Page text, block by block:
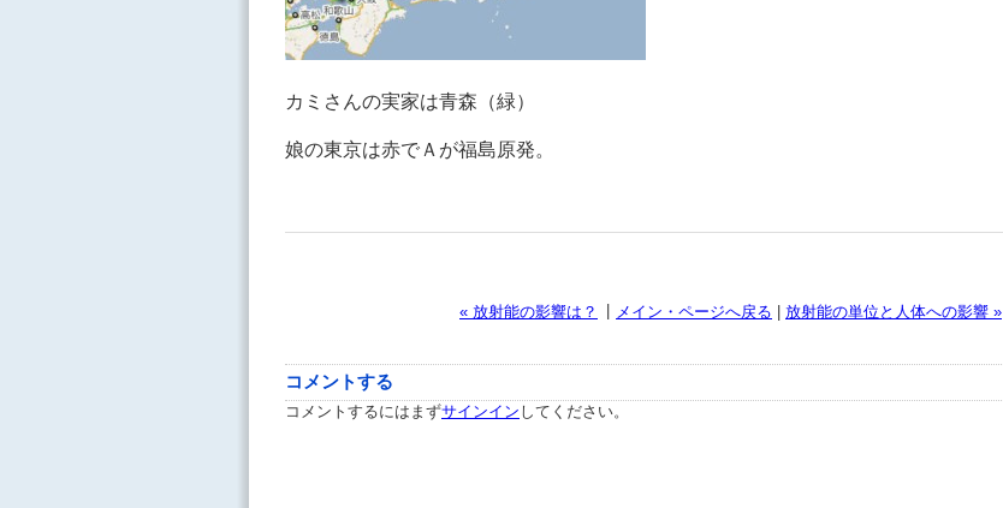
カミさんの実家は青森（緑）
娘の東京は赤でＡが福島原発。
« 放射能の影響は？ メイン・ページへ戻る 放射能の単位と人体への影響 »
コメントする
コメントするにはまずサインイン してください。